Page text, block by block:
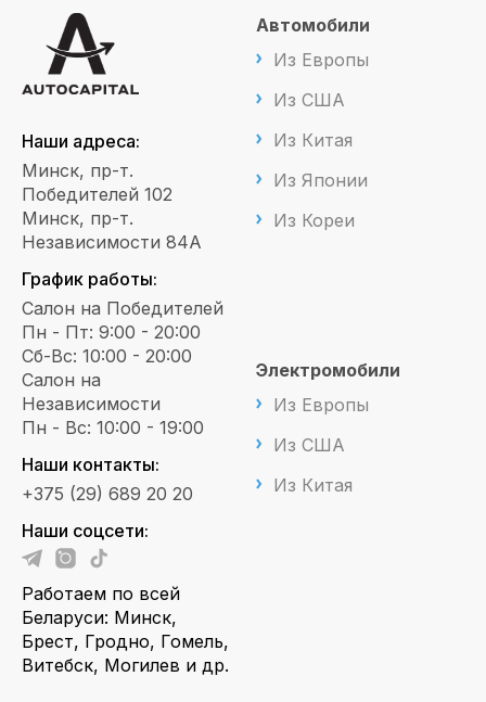
Наши адреса:
Минск, пр-т.
Победителей 102
Минск, пр-т.
Независимости 84А
График работы:
Салон на Победителей
Пн - Пт: 9:00 - 20:00
Сб-Вс: 10:00 - 20:00
Салон на
Независимости
Пн - Вс: 10:00 - 19:00
Наши контакты:
+375 (29) 689 20 20
Наши соцсети:
Работаем по всей
Беларуси: Минск,
Брест, Гродно, Гомель,
Витебск, Могилев и др.
Автомобили
Из Европы
Из США
Из Китая
Из Японии
Из Кореи
Электромобили
Из Европы
Из США
Из Китая